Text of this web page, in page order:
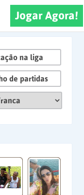
Jogar Agora!
na liga
de partidas